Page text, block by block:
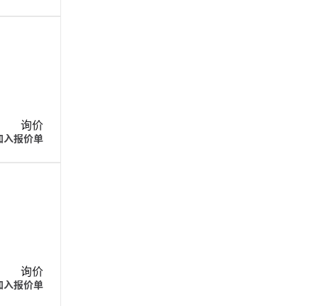
询价
入报价单
询价
入报价单